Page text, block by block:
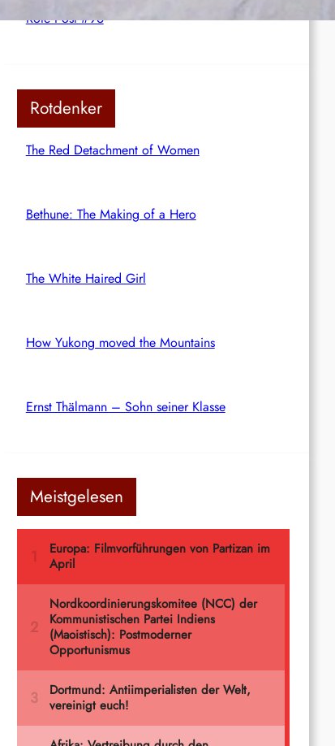
Rote Post #96
Rotdenker
The Red Detachment of Women
Bethune: The Making of a Hero
The White Haired Girl
How Yukong moved the Mountains
Ernst Thälmann – Sohn seiner Klasse
Meistgelesen